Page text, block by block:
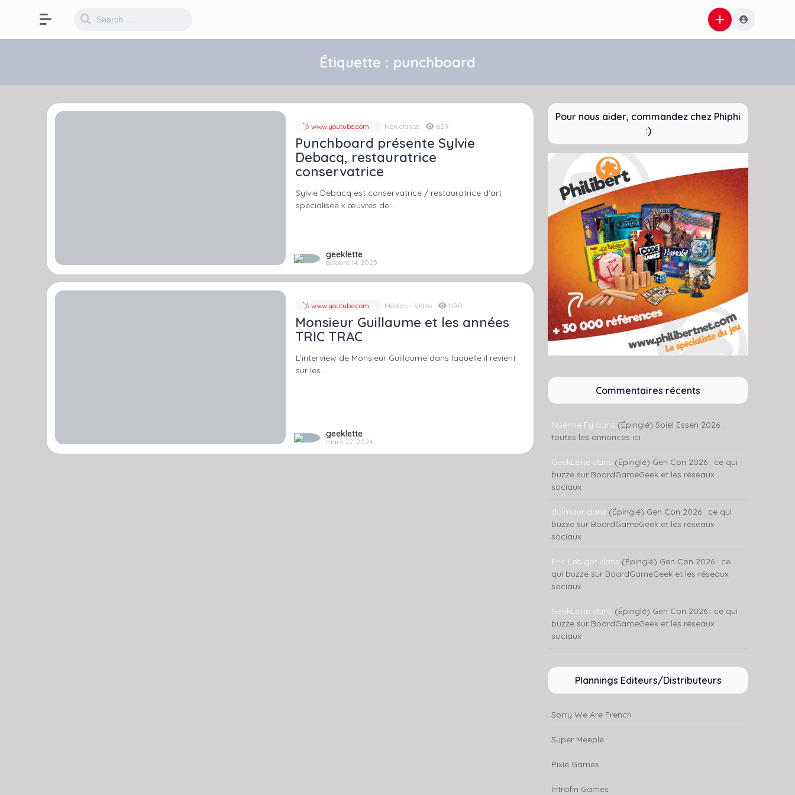
Étiquette : punchboard
www.youtube.com Non classé 629
Punchboard présente Sylvie
Debacq, restauratrice
conservatrice
Sylvie Debacq est conservatrice / restauratrice d’art
spécialisée « œuvres de…
geeklette
octobre 14, 2025
www.youtube.com Médias - Vidéo 1190
Monsieur Guillaume et les années
TRIC TRAC
L’interview de Monsieur Guillaume dans laquelle il revient
sur les…
geeklette
mars 22, 2024
Pour nous aider, commandez chez Phiphi
:)
Commentaires récents
Noémie Fy dans (Épinglé) Spiel Essen 2026 :
toutes les annonces ici
GeekLette dans (Épinglé) Gen Con 2026 : ce qui
buzze sur BoardGameGeek et les réseaux
sociaux
dolmaur dans (Épinglé) Gen Con 2026 : ce qui
buzze sur BoardGameGeek et les réseaux
sociaux
Eric Lebigot dans (Épinglé) Gen Con 2026 : ce
qui buzze sur BoardGameGeek et les réseaux
sociaux
GeekLette dans (Épinglé) Gen Con 2026 : ce qui
buzze sur BoardGameGeek et les réseaux
sociaux
Plannings Editeurs/Distributeurs
Sorry We Are French
Super Meeple
Pixie Games
Intrafin Games